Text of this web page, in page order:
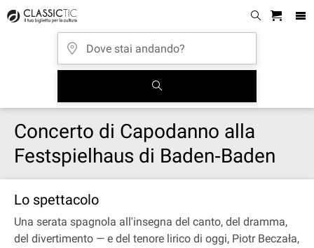
Concerto di Capodanno alla
Festspielhaus di Baden‐Baden
Lo spettacolo
Una serata spagnola all'insegna del canto, del dramma,
del divertimento — e del tenore lirico di oggi, Piotr Beczała,